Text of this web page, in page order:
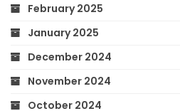
February 2025
January 2025
December 2024
November 2024
October 2024